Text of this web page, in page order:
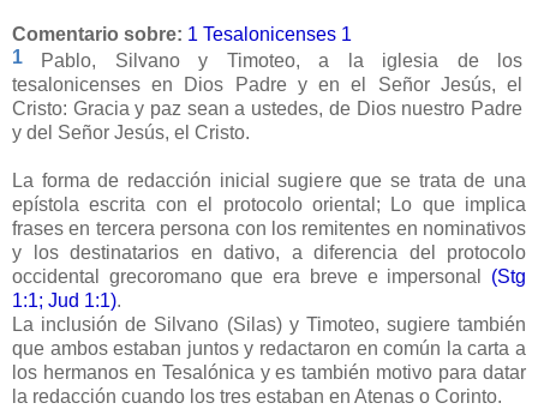
Comentario sobre: 1 Tesalonicenses 1
1 Pablo, Silvano y Timoteo, a la iglesia de los
tesalonicenses en Dios Padre y en el Señor Jesús, el
Cristo: Gracia y paz sean a ustedes, de Dios nuestro Padre
y del Señor Jesús, el Cristo.
La forma de redacción inicial sugiere que se trata de una
epístola escrita con el protocolo oriental; Lo que implica
frases en tercera persona con los remitentes en nominativos
y los destinatarios en dativo, a diferencia del protocolo
occidental grecoromano que era breve e impersonal (Stg
1:1; Jud 1:1).
La inclusión de Silvano (Silas) y Timoteo, sugiere también
que ambos estaban juntos y redactaron en común la carta a
los hermanos en Tesalónica y es también motivo para datar
la redacción cuando los tres estaban en Atenas o Corinto.